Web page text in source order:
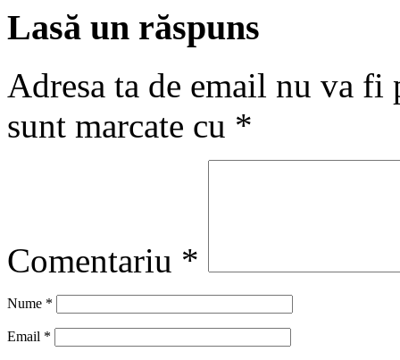
Lasă un răspuns
Adresa ta de email nu va fi
sunt marcate cu *
Comentariu *
Nume *
Email *